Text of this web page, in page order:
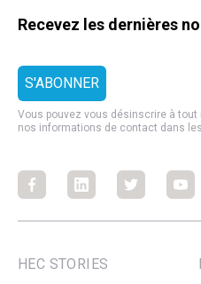
Recevez les dernières
Vous pouvez vous désinscrire à
nos informations de contact dans les
FacebookFacebookFacebook
HEC STORIES